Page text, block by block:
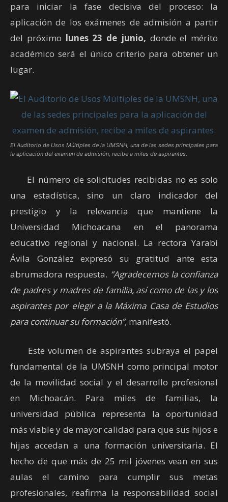
para iniciar la fase decisiva del proceso: la
aplicación de los exámenes de admisión a partir
del próximo lunes 23 de junio, donde el mérito
académico será el único criterio para obtener un
lugar.
El Auditorio de Usos Múltiples de la UMSNH, una de las sedes principales para
la aplicación del examen de admisión, recibe a miles de aspirantes.
El número de solicitudes recibidas no es solo
una estadística, sino un claro indicador del
prestigio y la relevancia que mantiene la
Universidad Michoacana en el panorama
educativo regional y nacional. La rectora Yarabí
Ávila González expresó su gratitud ante esta
abrumadora respuesta. “Agradecemos la confianza
de padres y madres de familia, así como de las y los
aspirantes por elegir a la Máxima Casa de Estudios
para continuar su formación”, manifestó.
Este volumen de aspirantes subraya el papel
fundamental de la UMSNH como principal motor
de la movilidad social y el desarrollo profesional
en Michoacán. Para miles de familias, la
universidad pública representa la oportunidad
más viable y de mayor calidad para que sus hijos e
hijas accedan a una formación universitaria. El
hecho de que más de 25 mil jóvenes vean en sus
aulas el camino para cumplir sus metas
profesionales, reafirma la responsabilidad social